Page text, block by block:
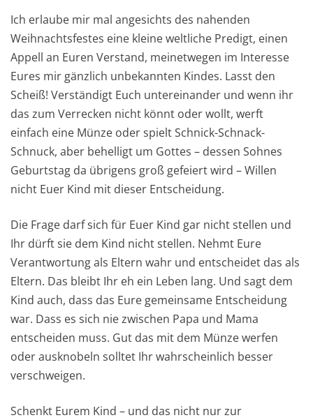
Ich erlaube mir mal angesichts des nahenden
Weihnachtsfestes eine kleine weltliche Predigt, einen
Appell an Euren Verstand, meinetwegen im Interesse
Eures mir gänzlich unbekannten Kindes. Lasst den
Scheiß! Verständigt Euch untereinander und wenn ihr
das zum Verrecken nicht könnt oder wollt, werft
einfach eine Münze oder spielt Schnick-Schnack-
Schnuck, aber behelligt um Gottes – dessen Sohnes
Geburtstag da übrigens groß gefeiert wird – Willen
nicht Euer Kind mit dieser Entscheidung.
Die Frage darf sich für Euer Kind gar nicht stellen und
Ihr dürft sie dem Kind nicht stellen. Nehmt Eure
Verantwortung als Eltern wahr und entscheidet das als
Eltern. Das bleibt Ihr eh ein Leben lang. Und sagt dem
Kind auch, dass das Eure gemeinsame Entscheidung
war. Dass es sich nie zwischen Papa und Mama
entscheiden muss. Gut das mit dem Münze werfen
oder ausknobeln solltet Ihr wahrscheinlich besser
verschweigen.
Schenkt Eurem Kind – und das nicht nur zur